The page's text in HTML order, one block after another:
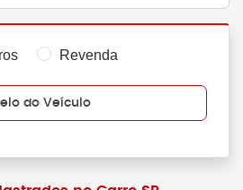
Revenda
do Veículo